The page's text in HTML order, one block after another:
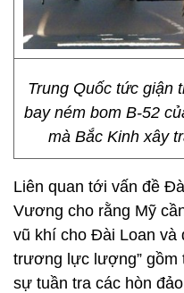
Trung Quốc tức giận
bay ném bom B-52
mà Bắc Kinh xây
Liên quan tới vấn đề
Vương cho rằng Mỹ
vũ khí cho Đài Loan và
trương lực lượng” gồm
sự tuần tra các hòn